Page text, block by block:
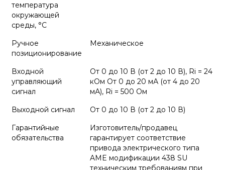
температура
окружающей
среды, °С
Ручное
позиционирование
Механическое
Входной
управляющий
сигнал
От 0 до 10 В (от 2 до 10 В), Ri = 24
кОм От 0 до 20 мА (от 4 до 20
мА), Ri = 500 Ом
Выходной сигнал
От 0 до 10 В (от 2 до 10 В)
Гарантийные
обязательства
Изготовитель/продавец
гарантирует соответствие
привода электрического типа
AME модификации 438 SU
техническим требованиям при